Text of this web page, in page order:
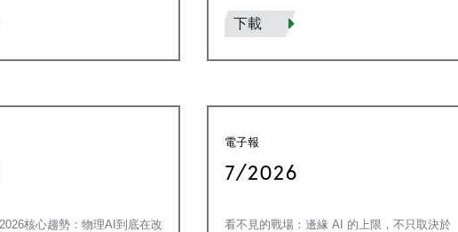
核心趨勢：物理AI到底在改
下載
電子報
7/2026
看不見的戰場：邊緣 AI 的上限，不只取決於